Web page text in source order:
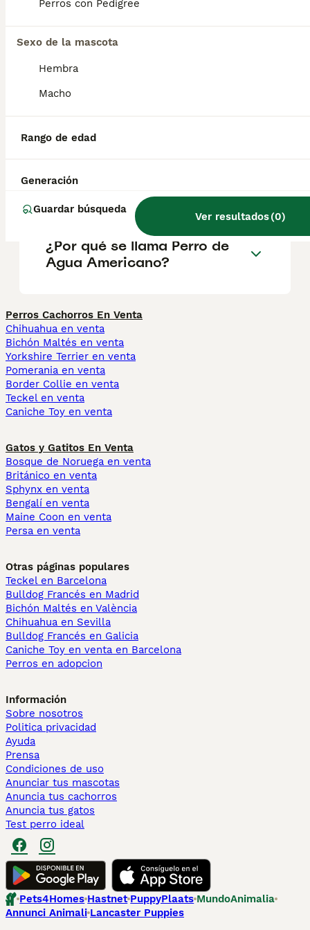
Perros con Pedigree
Sexo de la mascota
Hembra
Macho
Rango de edad
Generación
Guardar búsqueda
Ver resultados(0)
De hecho es el único perro reconocido
¿Qué es el Perro de Agua
¿Por qué se llama Perro de
Agua Americano?
Perros Cachorros En Venta
Chihuahua en venta
Bichón Maltés en venta
Yorkshire Terrier en venta
Pomerania en venta
Border Collie en venta
Teckel en venta
Caniche Toy en venta
Gatos y Gatitos En Venta
Bosque de Noruega en venta
Británico en venta
Sphynx en venta
Bengalí en venta
Maine Coon en venta
Persa en venta
Otras páginas populares
Teckel en Barcelona
Bulldog Francés en Madrid
Bichón Maltés en València
Chihuahua en Sevilla
Bulldog Francés en Galicia
Caniche Toy en venta en Barcelona
Perros en adopcion
Información
Sobre nosotros
Politica privacidad
Ayuda
Prensa
Condiciones de uso
Anunciar tus mascotas
Anuncia tus cachorros
Anuncia tus gatos
Test perro ideal
Pets4Homes Hastnet PuppyPlaats MundoAnimalia
Annunci Animali Lancaster Puppies